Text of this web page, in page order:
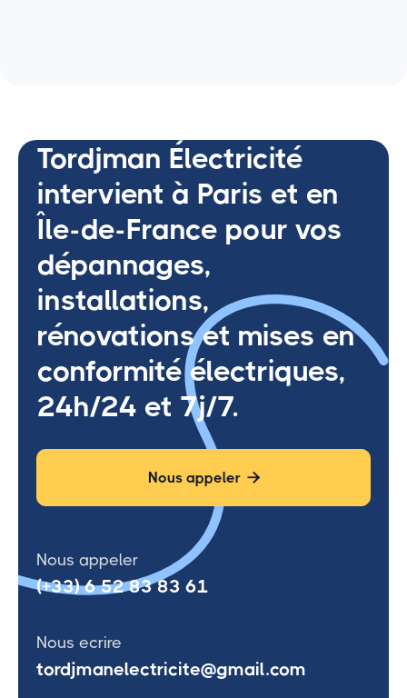
Tordjman Électricité
intervient à Paris et en
Île-de-France pour vos
dépannages,
installations,
rénovations et mises en
conformité électriques,
24h/24 et 7j/7.
Nous appeler 
Nous appeler
(+33) 6 52 83 83 61
Nous ecrire
tordjmanelectricite@gmail.com